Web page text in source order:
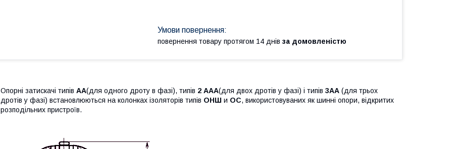
повернення товару протягом 14 днів за домовленістю
Опорні затискачі типів АА(для одного дроту в фазі), типів 2 ААА(для двох дротів у фазі) і типів 3АА (для трьох
дротів у фазі) встановлюються на колонках ізоляторів типів ОНШ и ОС, використовуваних як шинні опори, відкритих
розподільних пристроїв.